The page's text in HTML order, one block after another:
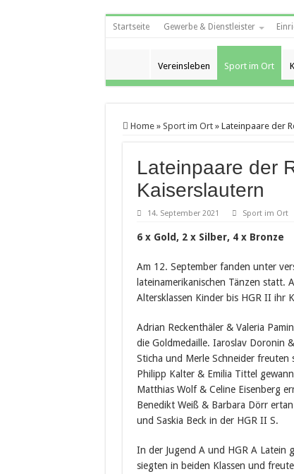
Startseite Gewerbe & Dienstleister
Vereinsleben Sport im Ort
Home » Sport im Ort » Lateinpaare der
Lateinpaare der
Kaiserslautern
14. September 2021 Sport im Ort
6 x Gold, 2 x Silber, 4 x Bronze
Am 12. September fanden unter
lateinamerikanischen Tänzen statt.
Altersklassen Kinder bis HGR II ihr
Adrian Reckenthäler & Valeria
die Goldmedaille. Iaroslav Doronin
Sticha und Merle Schneider
Philipp Kalter & Emilia Tittel
Matthias Wolf & Celine Eisenberg
Benedikt Weiß & Barbara Dörr
und Saskia Beck in der HGR II S.
In der Jugend A und HGR A Latein
siegten in beiden Klassen und